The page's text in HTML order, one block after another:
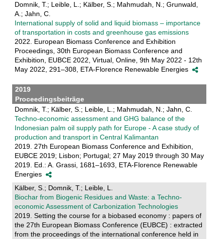
Domnik, T.; Leible, L.; Kälber, S.; Mahmudah, N.; Grunwald,
A.; Jahn, C.
International supply of solid and liquid biomass – importance
of transportation in costs and greenhouse gas emissions
2022. European Biomass Conference and Exhibition
Proceedings, 30th European Biomass Conference and
Exhibition, EUBCE 2022, Virtual, Online, 9th May 2022 - 12th
May 2022, 291–308, ETA-Florence Renewable Energies
2019
Proceedingsbeiträge
Domnik, T.; Kälber, S.; Leible, L.; Mahmudah, N.; Jahn, C.
Techno-economic assessment and GHG balance of the
Indonesian palm oil supply path for Europe - A case study of
production and transport in Central Kalimantan
2019. 27th European Biomass Conference and Exhibition,
EUBCE 2019; Lisbon; Portugal; 27 May 2019 through 30 May
2019. Ed.: A. Grassi, 1681–1693, ETA-Florence Renewable
Energies
Kälber, S.; Domnik, T.; Leible, L.
Biochar from Biogenic Residues and Waste: a Techno-
economic Assessment of Carbonization Technologies
2019. Setting the course for a biobased economy : papers of
the 27th European Biomass Conference (EUBCE) : extracted
from the proceedings of the international conference held in